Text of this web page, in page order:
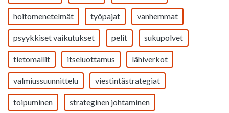
hoitomenetelmät työpajat vanhemmat
psyykkiset vaikutukset pelit sukupolvet
tietomallit itseluottamus lähiverkot
valmiussuunnittelu viestintästrategiat
toipuminen strateginen johtaminen